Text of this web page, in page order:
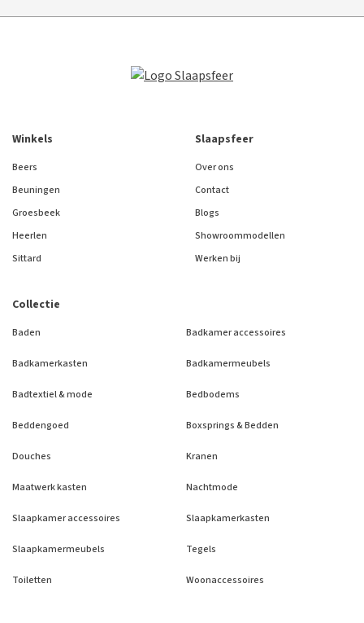
Collectie
Baden Badkamer accessoires
Badkamerkasten Badkamermeubels
Badtextiel & mode Bedbodems
Beddengoed Boxsprings & Bedden
Douches Kranen
Maatwerk kasten Nachtmode
Slaapkamer accessoires Slaapkamerkasten
Slaapkamermeubels Tegels
Toiletten Woonaccessoires
Winkels
Beers
Beuningen
Groesbeek
Heerlen
Sittard
Slaapsfeer
Over ons
Contact
Blogs
Showroommodellen
Werken bij